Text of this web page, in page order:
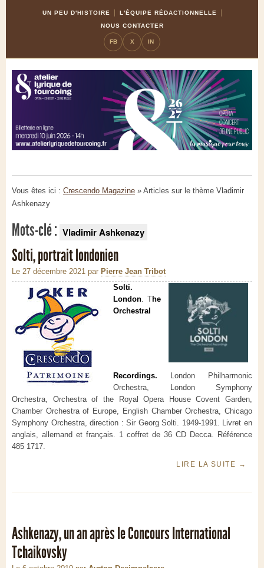
UN PEU D'HISTOIRE
L'ÉQUIPE RÉDACTIONNELLE
NOUS CONTACTER
FB X IN
Vous êtes ici : Crescendo Magazine » Articles sur le thème Vladimir
Ashkenazy
Mots-clé : Vladimir Ashkenazy
Solti, portrait londonien
Le 27 décembre 2021 par Pierre Jean Tribot
Solti.
London. The
Orchestral
Recordings.
London Philharmonic
Orchestra, London Symphony
Orchestra, Orchestra of the Royal Opera House Covent Garden,
Chamber Orchestra of Europe, English Chamber Orchestra, Chicago
Symphony Orchestra, direction : Sir Georg Solti. 1949-1991. Livret en
anglais, allemand et français. 1 coffret de 36 CD Decca. Référence
485 1717.
LIRE LA SUITE →
Ashkenazy, un an après le Concours International
Tchaikovsky